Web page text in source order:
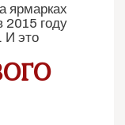
ярмарках
2015 году
И это